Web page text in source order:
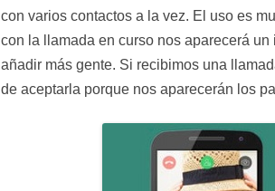
con varios contactos a la vez. El uso es
con la llamada en curso nos aparecerá
añadir más gente. Si recibimos una
de aceptarla porque nos aparecerán los